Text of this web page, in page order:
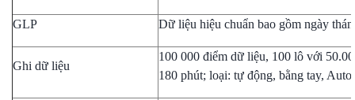
GLP Dữ liệu hiệu chuẩn bao gồm ngày
Ghi dữ liệu
100 000 điểm dữ liệu, 100 lô với
180 phút; loại: tự động, bằng tay,